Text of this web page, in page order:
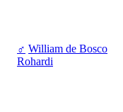
♂ William de Bosco
Rohardi